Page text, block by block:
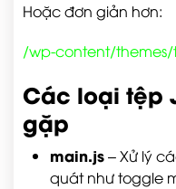
Hoặc đơn giản hơn:
/wp-content/
Các loại tệp
gặp
main.js– Xử lý
quát như toggle